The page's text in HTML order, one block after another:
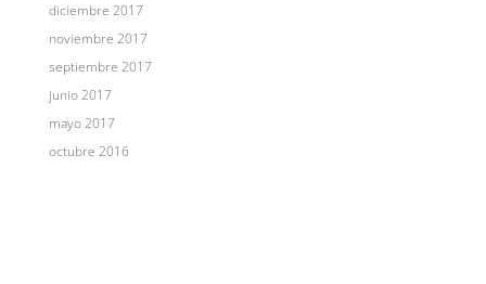
diciembre 2017
noviembre 2017
septiembre 2017
junio 2017
mayo 2017
octubre 2016